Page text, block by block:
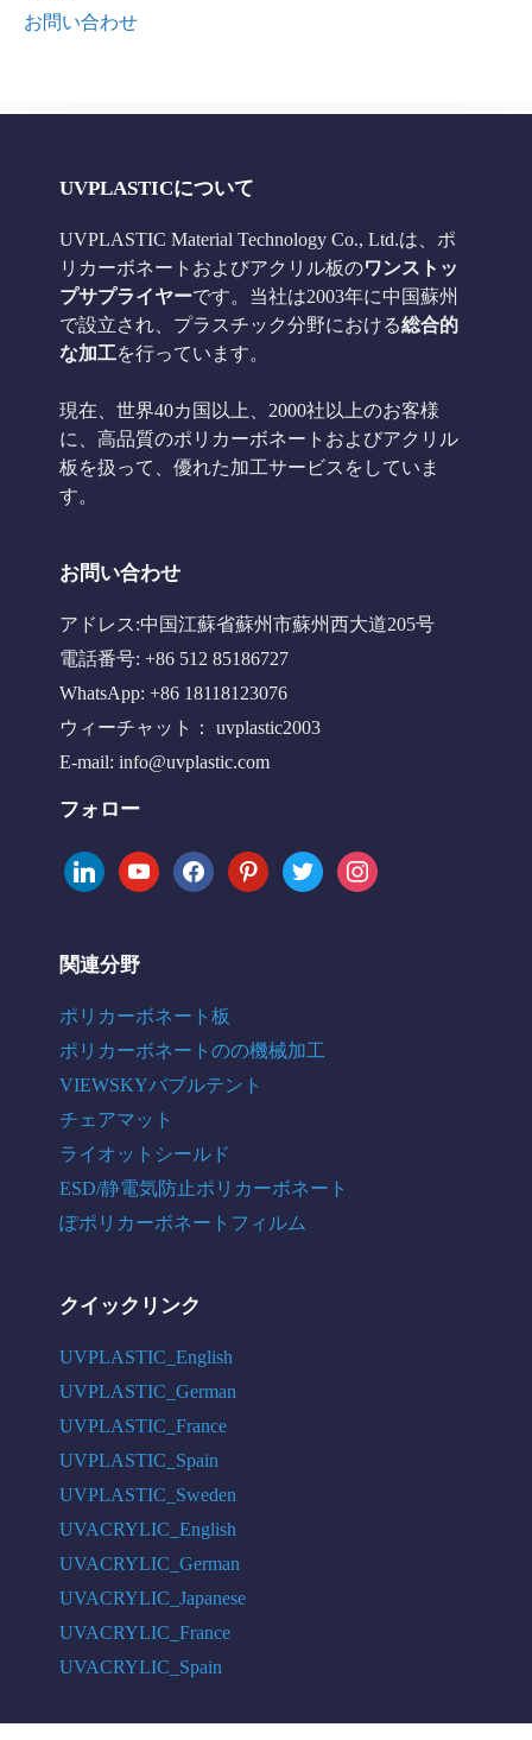
お問い合わせ
UVPLASTICについて
UVPLASTIC Material Technology Co., Ltd.は、ポ
リカーボネートおよびアクリル板のワンストッ
プサプライヤーです。当社は2003年に中国蘇州
で設立され、プラスチック分野における総合的
な加工を行っています。
現在、世界40カ国以上、2000社以上のお客様
に、高品質のポリカーボネートおよびアクリル
板を扱って、優れた加工サービスをしていま
す。
お問い合わせ
アドレス:中国江蘇省蘇州市蘇州西大道205号
電話番号: +86 512 85186727
WhatsApp: +86 18118123076
ウィーチャット： uvplastic2003
E-mail: info@uvplastic.com
フォロー
linkedinyoutubefacebookpinteresttwitter instagram
関連分野
ポリカーボネート板
ポリカーボネートのの機械加工
VIEWSKYバブルテント
チェアマット
ライオットシールド
ESD/静電気防止ポリカーボネート
ぽポリカーボネートフィルム
クイックリンク
UVPLASTIC_English
UVPLASTIC_German
UVPLASTIC_France
UVPLASTIC_Spain
UVPLASTIC_Sweden
UVACRYLIC_English
UVACRYLIC_German
UVACRYLIC_Japanese
UVACRYLIC_France
UVACRYLIC_Spain